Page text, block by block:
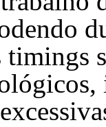
timings